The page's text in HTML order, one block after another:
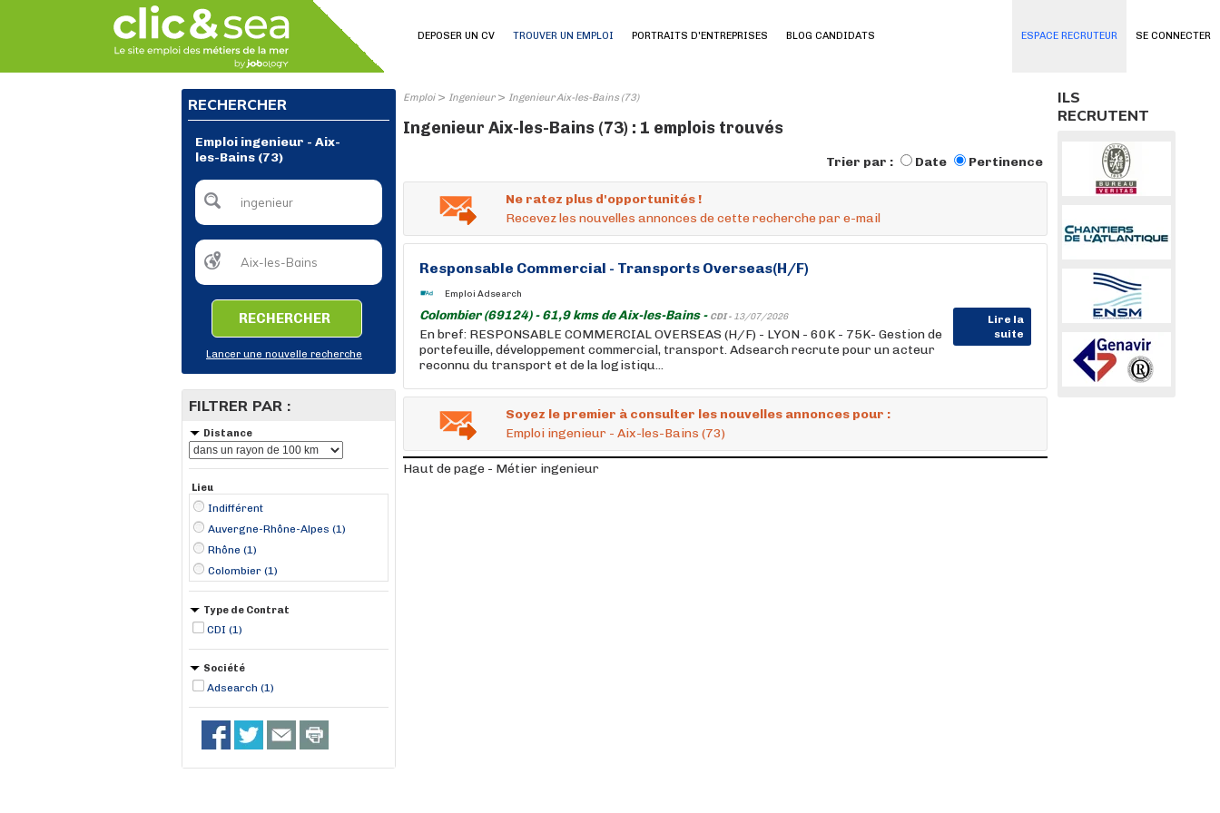
SE CONNECTER
DEPOSER UN CV TROUVER UN EMPLOI PORTRAITS D'ENTREPRISES BLOG CANDIDATS ESPACE RECRUTEUR
RECHERCHER
Emploi ingenieur - Aix-
les-Bains (73)
RECHERCHER
Lancer une nouvelle recherche
FILTRER PAR :
Distance
Lieu
Indifférent
Auvergne-Rhône-Alpes (1)
Rhône (1)
Colombier (1)
Type de Contrat
CDI (1)
Société
Adsearch (1)
Emploi> Ingenieur> Ingenieur Aix-les-Bains (73)
Ingenieur Aix-les-Bains (73) : 1 emplois trouvés
Trier par : Date Pertinence
Ne ratez plus d'opportunités !
Recevez les nouvelles annonces de cette recherche par e-mail
Responsable Commercial - Transports Overseas(H/F)
Emploi Adsearch
Colombier (69124) - 61,9 kms de Aix-les-Bains - CDI - 13/07/2026
Lire la
suite
En bref: RESPONSABLE COMMERCIAL OVERSEAS (H/F) - LYON - 60K - 75K- Gestion de
portefeuille, développement commercial, transport. Adsearch recrute pour un acteur
reconnu du transport et de la logistiqu...
Soyez le premier à consulter les nouvelles annonces pour :
Emploi ingenieur - Aix-les-Bains (73)
Haut de page - Métier ingenieur
ILS
RECRUTENT